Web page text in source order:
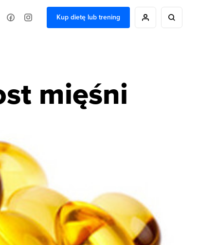
Kup dietę lub trening
mięśni